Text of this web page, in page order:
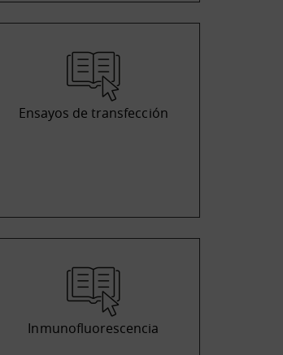
Ensayos de transfección
Inmunofluorescencia